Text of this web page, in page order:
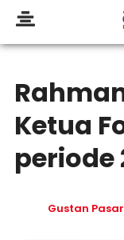
Ketua
periode
Gustan